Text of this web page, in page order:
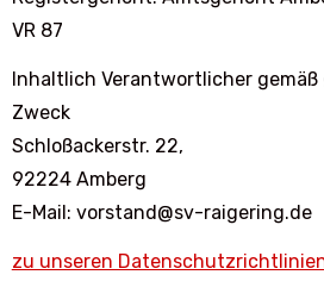
VR 87
Inhaltlich Verantwortlicher gemäß
Zweck
Schloßackerstr. 22,
92224 Amberg
E-Mail: vorstand@sv-raigering.de
zu unseren